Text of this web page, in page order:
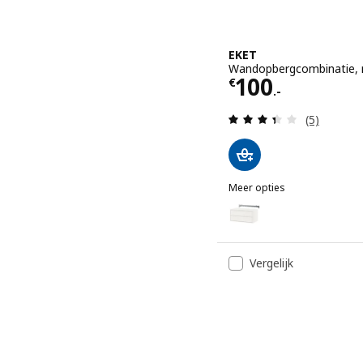
EKET
€100.-
Prijs € 100.-
(5)
Meer opties
EKET
Optie: EKET,
Optie: EKET,
Vergelijk